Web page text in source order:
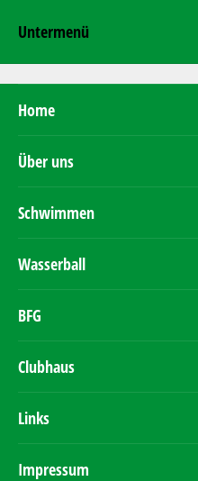
Untermenü
Home
Über uns
Schwimmen
Wasserball
BFG
Clubhaus
Links
Impressum